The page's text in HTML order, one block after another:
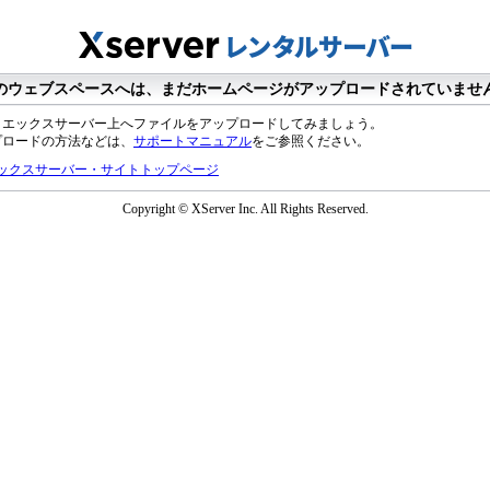
ウェブスペースへは、まだホームページがアップロードされていませ
ックスサーバー上へファイルをアップロードしてみましょう。
ードの方法などは、 サポートマニュアルをご参照ください。
クスサーバー・サイトトップページ
Copyright © XServer Inc. All Rights Reserved.